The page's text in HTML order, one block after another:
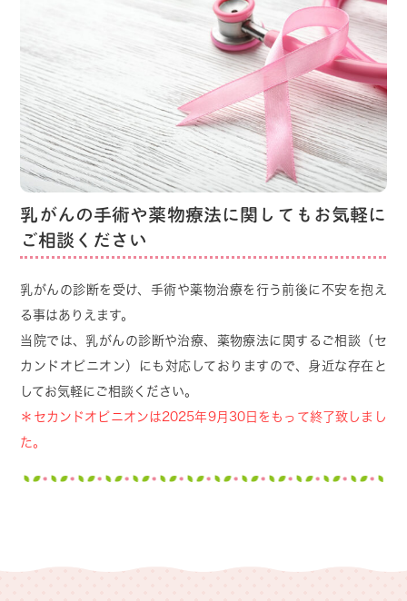
2025年の年末年始の診療時間は以下の予定となっ
12月27日（土）
午前診
療（13時 受付終了）
12月28日（日）～1月4日（日） 休 診
1月5日（月） 通常診療
ご不便をおかけし誠に申し訳ございませんが、よ
ろしくお願い致します
2025.09.09
セカンドオピニオン外来について
開院時から行っておりましたセカンドオピニオン
外来ですが、
乳がんの手術や薬物療法に関してもお気軽に
ご相談ください
乳がんの診断を受け、手術や薬物治療を行う前後に不安を抱え
る事はありえます。
当院では、乳がんの診断や治療、薬物療法に関するご相談（セ
カンドオピニオン）にも対応しておりますので、 身近な存在と
してお気軽にご相談ください。
＊セカンドオピニオンは2025年9月30日をもって終了致しまし
た。